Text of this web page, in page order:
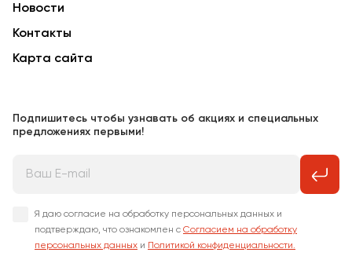
Новости
Контакты
Карта сайта
Подпишитесь чтобы узнавать об акциях и специальных
предложениях первыми!
Я даю согласие на обработку персональных данных и
подтверждаю, что ознакомлен с Согласием на обработку
персональных данных и Политикой конфиденциальности.